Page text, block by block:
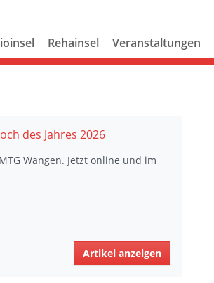
Rehainsel Veranstaltungen
des Jahres 2026
Wangen. Jetzt online und im
Artikel anzeigen